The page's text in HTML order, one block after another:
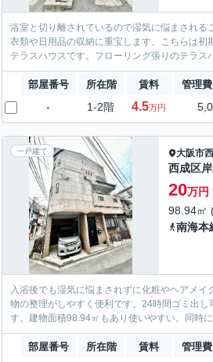
浴室と切り離されているので湿気に悩まされる
衣類や日用品の収納に重宝します。こちらは
テラスハウスです。フローリング張りのテラ
部屋番号 所在階 賃料 管理
- 1-2階 4.5万円
一戸建て 大阪市
西成区
20万円
98.94㎡
南海本
入浴後でも湿気に悩まされずに化粧やヘアメ
物の整理がしやすく便利です。24時間ゴミ出
す。建物面積98.94㎡もあり使いやすい。同時
部屋番号 所在階 賃料 管理